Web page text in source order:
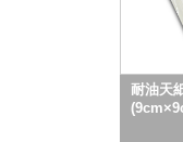
耐油天